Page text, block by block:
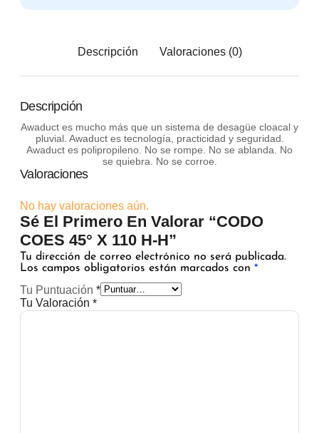
Descripción Valoraciones (0)
Descripción
Awaduct es mucho más que un sistema de desagüe cloacal y
pluvial. Awaduct es tecnología, practicidad y seguridad.
Awaduct es polipropileno. No se rompe. No se ablanda. No
se quiebra. No se corroe.
Valoraciones
No hay valoraciones aún.
Sé El Primero En Valorar “CODO
COES 45° X 110 H-H”
Tu dirección de correo electrónico no será publicada.
Los campos obligatorios están marcados con *
Tu Puntuación *
Tu Valoración *